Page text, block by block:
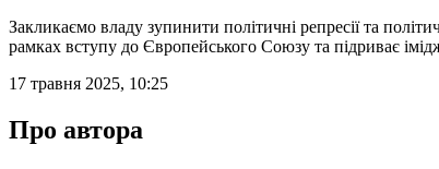
Закликаємо владу зупинити політичні репресії та
рамках вступу до Європейського Союзу та підриває
17 травня 2025, 10:25
Про автора